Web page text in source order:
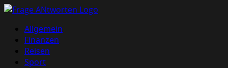
Zum
springen
Primäres
Menü
Allgemein
Finanzen
Reisen
Sport